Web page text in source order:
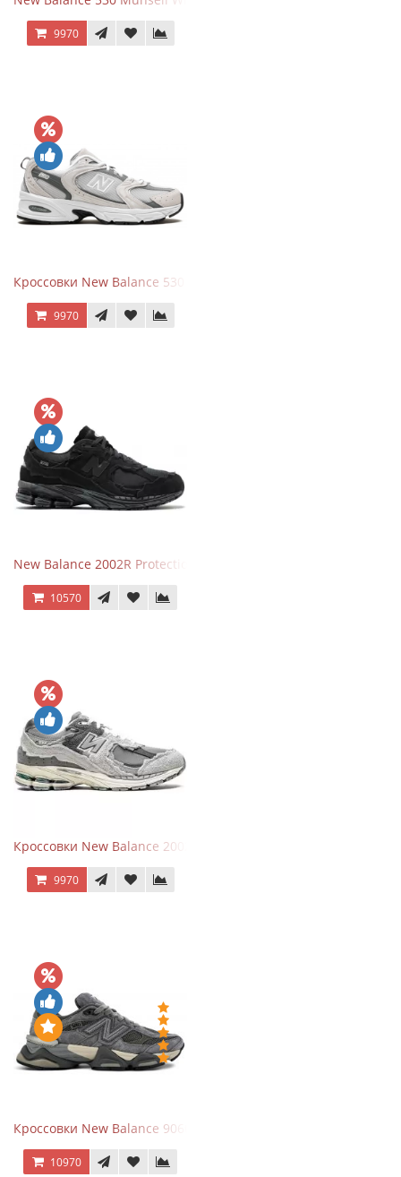
9970
Кроссовки New Balance 530 Grey Matter Harbor Grey
9970
New Balance 2002R Protection Phantom Black
10570
Кроссовки New Balance 2002R Protection Pack Grey
9970
Кроссовки New Balance 9060 x Joe Freshgoods Dark Grey
10970